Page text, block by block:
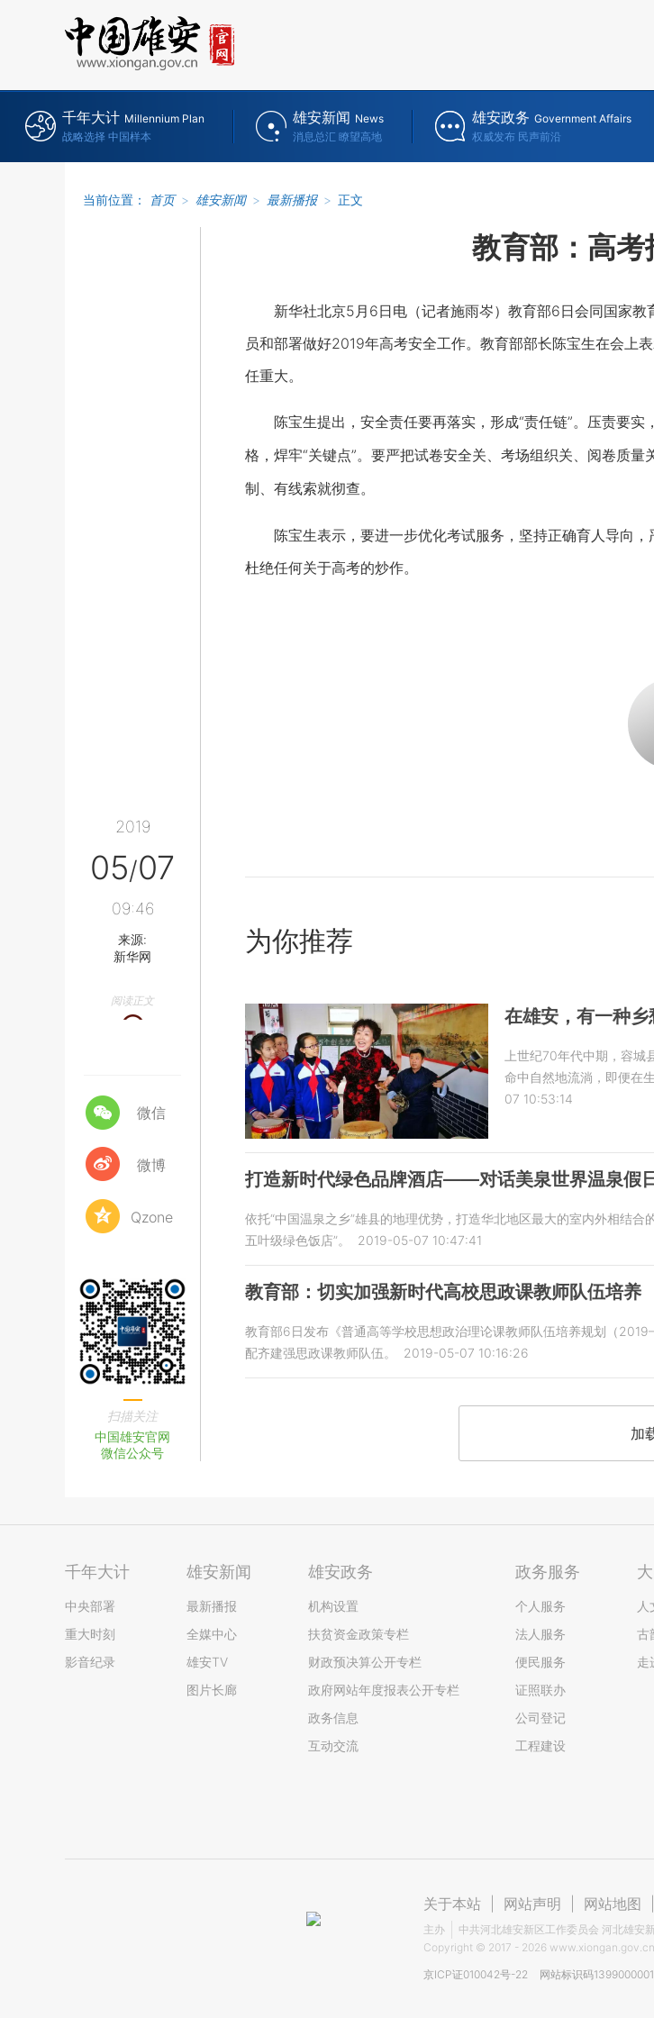
千年大计 Millennium Plan
战略选择 中国样本
雄安新闻 News
消息总汇 瞭望高地
雄安政务 Government Affairs
权威发布 民声前沿
当前位置： 首页 > 雄安新闻 > 最新播报 > 正文
2019
05/07
09:46
来源:
新华网
阅读正文
微信
微博
Qzone
扫描关注
中国雄安官网
微信公众号
教育部：高
新华社北京5月6日电（记者施雨岑）教育部6日会同国家教
员和部署做好2019年高考安全工作。教育部部长陈宝生在会上
任重大。
陈宝生提出，安全责任要再落实，形成“责任链”。压责要实
格，焊牢“关键点”。要严把试卷安全关、考场组织关、阅卷质
制、有线索就彻查。
陈宝生表示，要进一步优化考试服务，坚持正确育人导向，
杜绝任何关于高考的炒作。
为你推荐
在雄安，有一种乡
上世纪70年代中期，容
命中自然地流淌，即便在
07 10:53:14
打造新时代绿色品牌酒店——对话美泉世界温泉假
依托“中国温泉之乡”雄县的地理优势，打造华北地区最大的室内外相结
五叶级绿色饭店”。
2019-05-07 10:47:41
教育部：切实加强新时代高校思政课教师队伍培养
教育部6日发布《普通高等学校思想政治理论课教师队伍培养规划（
配齐建强思政课教师队伍。
2019-05-07 10:16:26
加
千年大计
中央部署
重大时刻
影音纪录
雄安新闻
最新播报
全媒中心
雄安TV
图片长廊
雄安政务
机构设置
扶贫资金政策专栏
财政预决算公开专栏
政府网站年度报表公开专栏
政务信息
互动交流
政务服务
个人服务
法人服务
便民服务
证照联办
公司登记
工程建设
人
古
走
关于本站 网站声明 网站地图
主办
中共河北雄安新区工作委员会 河北雄安
Copyright © 2017 - 2026
京ICP证010042号-22
网站标识码1399000001